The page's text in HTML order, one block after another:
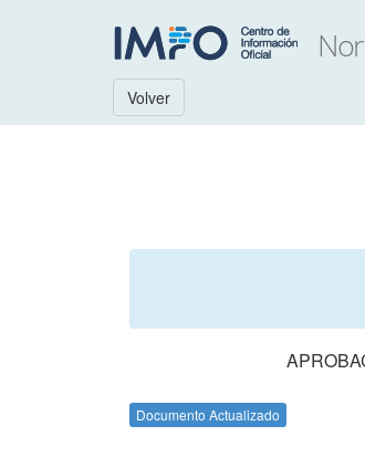
Volver
Documento Actualizado